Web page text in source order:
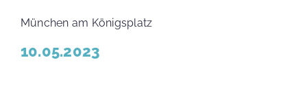
München am Königsplatz
10.05.2023